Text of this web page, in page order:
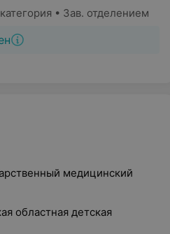
• Зав. отделением
медицинский
областная детская